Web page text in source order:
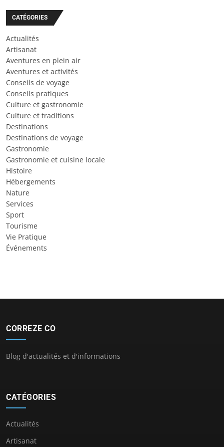
CATÉGORIES
Actualités
Artisanat
Aventures en plein air
Aventures et activités
Conseils de voyage
Conseils pratiques
Culture et gastronomie
Culture et traditions
Destinations
Destinations de voyage
Gastronomie
Gastronomie et cuisine locale
Histoire
Hébergements
Nature
Services
Sport
Tourisme
Vie Pratique
Événements
CORREZE CO
Blog d'actualités et d'informations
CATÉGORIES
Actualités
Artisanat